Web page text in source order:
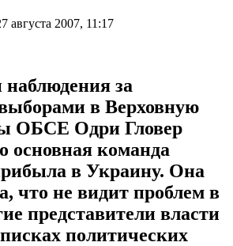
августа 2007, 11:17
за
в Верховную
ОБСЕ Одри Гловер
основная команда
в Украину. Она
что не видит проблем в
представители власти
политических